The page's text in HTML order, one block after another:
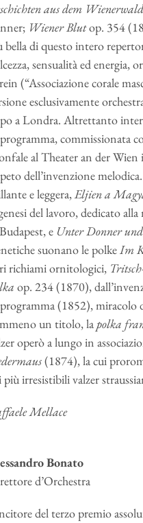
aus dem
Wiener Blutop. 354
bella di questo intero
sensualità ed
(“Associazione corale
esclusivamente
a Londra. Altrettanto
commissionata
al Theater an der Wien
dell’invenzione
e leggera,Eljien a
del lavoro, dedicato
e Unter Donner
suonano le polkeIm
richiami ornitologici,
op. 234 (1870),
(1852), miracolo
un titolo, lapolka
operò a lungo in
(1874), la cui
più irresistibili valzer
Mellace
Bonato
d’Orchestra
del terzo premio